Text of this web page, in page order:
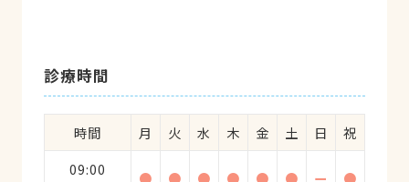
診療時間
時間 月 火 水 木 金 土 日
祝
09:00
● ● ● ● ● ● ー ●